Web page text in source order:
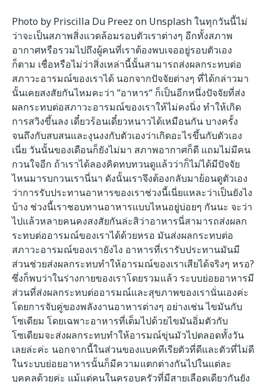
Photo by Priscilla Du Preez on Unsplash ในทุกวันนี้ไม่
ว่าจะเป็นสภาพสิ่งแวดล้อมรอบตัวเราต่างๆ อีกทั้งสภาพ
อากาศหรือรวมไปถึงผู้คนที่เราต้องพบเจออยู่รอบตัวเอง
ก็ตาม เชื่อหรือไม่ว่าสิ่งเหล่านี้นั้นสามารถส่งผลกระทบต่อ
สภาวะอารมณ์ของเราได้ นอกจากปัจจัยต่างๆ ที่ได้กล่าวมา
นั้นเคยสงสัยกันไหมคะว่า “อาหาร“ ก็เป็นอีกหนึ่งปัจจัยที่ส่ง
ผลกระทบต่อสภาวะอารมณ์ของเราให้ไม่คงนิ่ง ทำให้เกิด
การสวิงขึ้นลง เดี๋ยวร้อนเดี๋ยวหนาวได้เหมือนกัน บางครั้ง
จนถึงกับสบสนและงุนงงกับตัวเองว่าเกิดอะไรขึ้นกับตัวเอง
เนี่ย วันนั้นของเดือนก็ยังไม่มา สภาพอากาศก็ดี แถมไม่มีคน
กวนใจอีก ถ้าเราได้ลองคิดทบทวนดูแล้วว่าก็ไม่ได้มีปัจจัย
ไหนมารบกวนเรานี่นา ดังนั้นเราจึงต้องกลับมาย้อนดูตัวเอง
ว่าการรับประทานอาหารของเราช่วงนี้เนี่ยแหละว่าเป็นยังไง
บ้าง ช่วงนี้เราชอบทานอาหารแบบไหนอยู่บ่อยๆ กันนะ จะว่า
ไปแล้วหลายคนคงสงสัยกันล่ะสิว่าอาหารนี่สามารถส่งผลก
ระทบต่ออารมณ์ของเราได้ด้วยหรอ มันส่งผลกระทบต่อ
สภาวะอารมณ์ของเรายังไง อาหารที่เรารับประทานมันมี
ส่วนช่วยส่งผลกระทบทำให้อารมณ์ของเราเสียได้จริงๆ หรอ?
ซึ่งก็พบว่าในร่างกายของเราโดยรวมแล้ว ระบบย่อยอาหารมี
ส่วนที่ส่งผลกระทบต่ออารมณ์และสุขภาพของเรานั่นเองค่ะ
โดยการจับคู่ของพลังงานอาหารต่างๆ อย่างเช่น ไขมันกับ
โซเดียม โดยเฉพาะอาหารที่เต็มไปด้วยไขมันอิ่มตัวกับ
โซเดียมจะส่งผลกระทบทำให้อารมณ์ขุ่นมัวไปตลอดทั้งวัน
เลยล่ะค่ะ นอกจากนี้ในส่วนของแบคทีเรียตัวที่ดีและตัวที่ไม่ดี
ในระบบย่อยอาหารนั้นก็มีความแตกต่างกันไปในแต่ละ
บุคคลด้วยค่ะ แม้แต่คนในครอบครัวที่มีสายเลือดเดียวกันยัง